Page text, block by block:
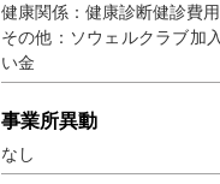
健康関係：健康診断健診費
その他：ソウェルクラブ加
い金
事業所異動
なし